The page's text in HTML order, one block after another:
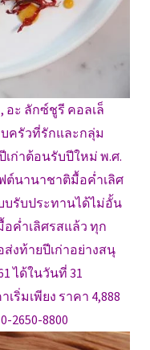
อะ ลักซ์ชูรี คอลเล็
ครัวที่รักและกลุ่ม
ก่าต้อนรับปีใหม่ พ.ศ.
ต์นานาชาติมื้อค่ำเลิศ
บรับประทานได้ไม่อั้น
ค่ำเลิศรสแล้ว ทุก
งท้ายปีเก่าอย่างสนุ
ได้ในวันที่ 31
ริ่มเพียง ราคา 4,888
2650-8800